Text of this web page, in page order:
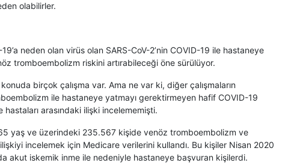
olabilirler.
neden olan virüs olan SARS-CoV-2’nin COVID-19 ile hastaneye
tromboembolizm riskini artırabileceği öne sürülüyor.
birçok çalışma var. Ama ne var ki, diğer çalışmaların
ile hastaneye yatmayı gerektirmeyen hafif COVID-19
hastaları arasındaki ilişki incelememişti.
yaş ve üzerindeki 235.567 kişide venöz tromboembolizm ve
incelemek için Medicare verilerini kullandı. Bu kişiler Nisan 2020
akut iskemik inme ile nedeniyle hastaneye başvuran kişilerdi.